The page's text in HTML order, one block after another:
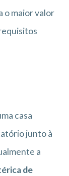
o maior valor
casa
junto à
a
de